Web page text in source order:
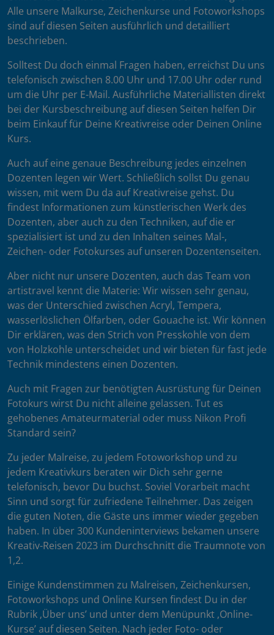
Alle unsere Malkurse, Zeichenkurse und Fotoworkshops
sind auf diesen Seiten ausführlich und detailliert
beschrieben.
Solltest Du doch einmal Fragen haben, erreichst Du uns
telefonisch zwischen 8.00 Uhr und 17.00 Uhr oder rund
um die Uhr per E-Mail. Ausführliche Materiallisten direkt
bei der Kursbeschreibung auf diesen Seiten helfen Dir
beim Einkauf für Deine Kreativreise oder Deinen Online
Kurs.
Auch auf eine genaue Beschreibung jedes einzelnen
Dozenten legen wir Wert. Schließlich sollst Du genau
wissen, mit wem Du da auf Kreativreise gehst. Du
findest Informationen zum künstlerischen Werk des
Dozenten, aber auch zu den Techniken, auf die er
spezialisiert ist und zu den Inhalten seines Mal-,
Zeichen- oder Fotokurses auf unseren Dozentenseiten.
Aber nicht nur unsere Dozenten, auch das Team von
artistravel kennt die Materie: Wir wissen sehr genau,
was der Unterschied zwischen Acryl, Tempera,
wasserlöslichen Ölfarben, oder Gouache ist. Wir können
Dir erklären, was den Strich von Presskohle von dem
von Holzkohle unterscheidet und wir bieten für fast jede
Technik mindestens einen Dozenten.
Auch mit Fragen zur benötigten Ausrüstung für Deinen
Fotokurs wirst Du nicht alleine gelassen. Tut es
gehobenes Amateurmaterial oder muss Nikon Profi
Standard sein?
Zu jeder Malreise, zu jedem Fotoworkshop und zu
jedem Kreativkurs beraten wir Dich sehr gerne
telefonisch, bevor Du buchst. Soviel Vorarbeit macht
Sinn und sorgt für zufriedene Teilnehmer. Das zeigen
die guten Noten, die Gäste uns immer wieder gegeben
haben. In über 300 Kundeninterviews bekamen unsere
Kreativ-Reisen 2023 im Durchschnitt die Traumnote von
1,2.
Einige Kundenstimmen zu Malreisen, Zeichenkursen,
Fotoworkshops und Online Kursen findest Du in der
Rubrik ‚Über uns’ und unter dem Menüpunkt ‚Online-
Kurse’ auf diesen Seiten. Nach jeder Foto- oder